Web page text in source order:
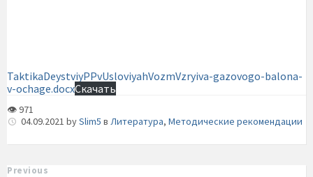
TaktikaDeystviyPPvUsloviyahVozmVzryiva-gazovogo-balona-
v-ochage.docxСкачать
👁 971
04.09.2021 bySlim5 в Литература, Методические рекомендации
Previous